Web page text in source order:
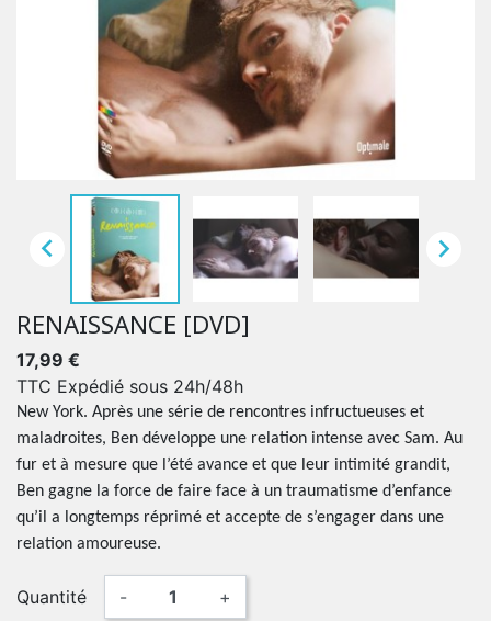
 
RENAISSANCE [DVD]
17,99 €
TTC Expédié sous 24h/48h
New York. Après une série de rencontres infructueuses et
maladroites, Ben développe une relation intense avec Sam. Au
fur et à mesure que l’été avance et que leur intimité grandit,
Ben gagne la force de faire face à un traumatisme d’enfance
qu’il a longtemps réprimé et accepte de s’engager dans une
relation amoureuse.
Quantité - +